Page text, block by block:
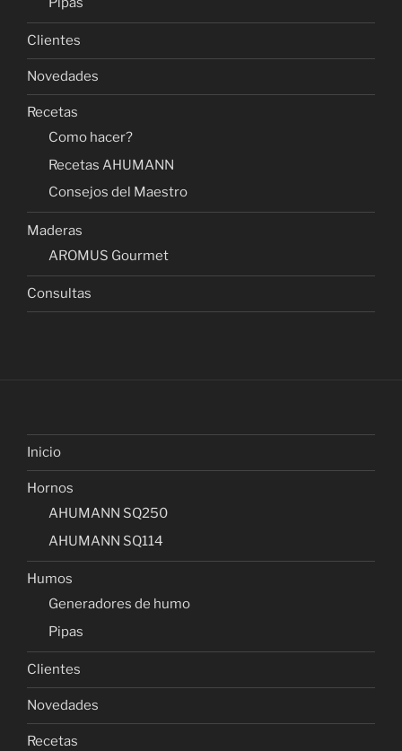
Clientes
Novedades
Recetas
Como hacer?
Recetas AHUMANN
Consejos del Maestro
Maderas
AROMUS Gourmet
Consultas
Inicio
Hornos
AHUMANN SQ250
AHUMANN SQ114
Humos
Generadores de humo
Pipas
Clientes
Novedades
Recetas